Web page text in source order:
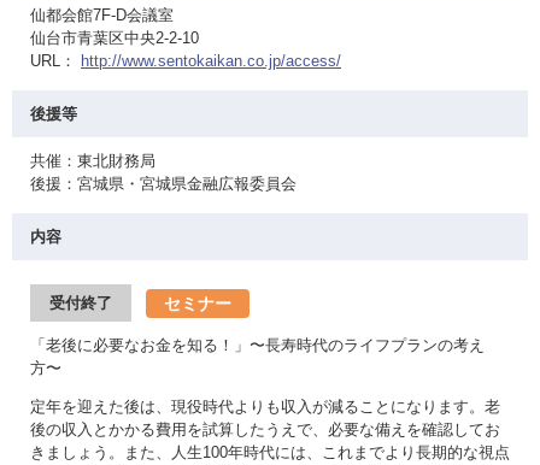
仙都会館7F-D会議室
仙台市青葉区中央2-2-10
URL：
http://www.sentokaikan.co.jp/access/
後援等
共催：東北財務局
後援：宮城県・宮城県金融広報委員会
内容
受付終了 セミナー
「老後に必要なお金を知る！」〜長寿時代のライフプランの考え
方〜
定年を迎えた後は、現役時代よりも収入が減ることになります。老
後の収入とかかる費用を試算したうえで、必要な備えを確認してお
きましょう。また、人生100年時代には、これまでより長期的な視点